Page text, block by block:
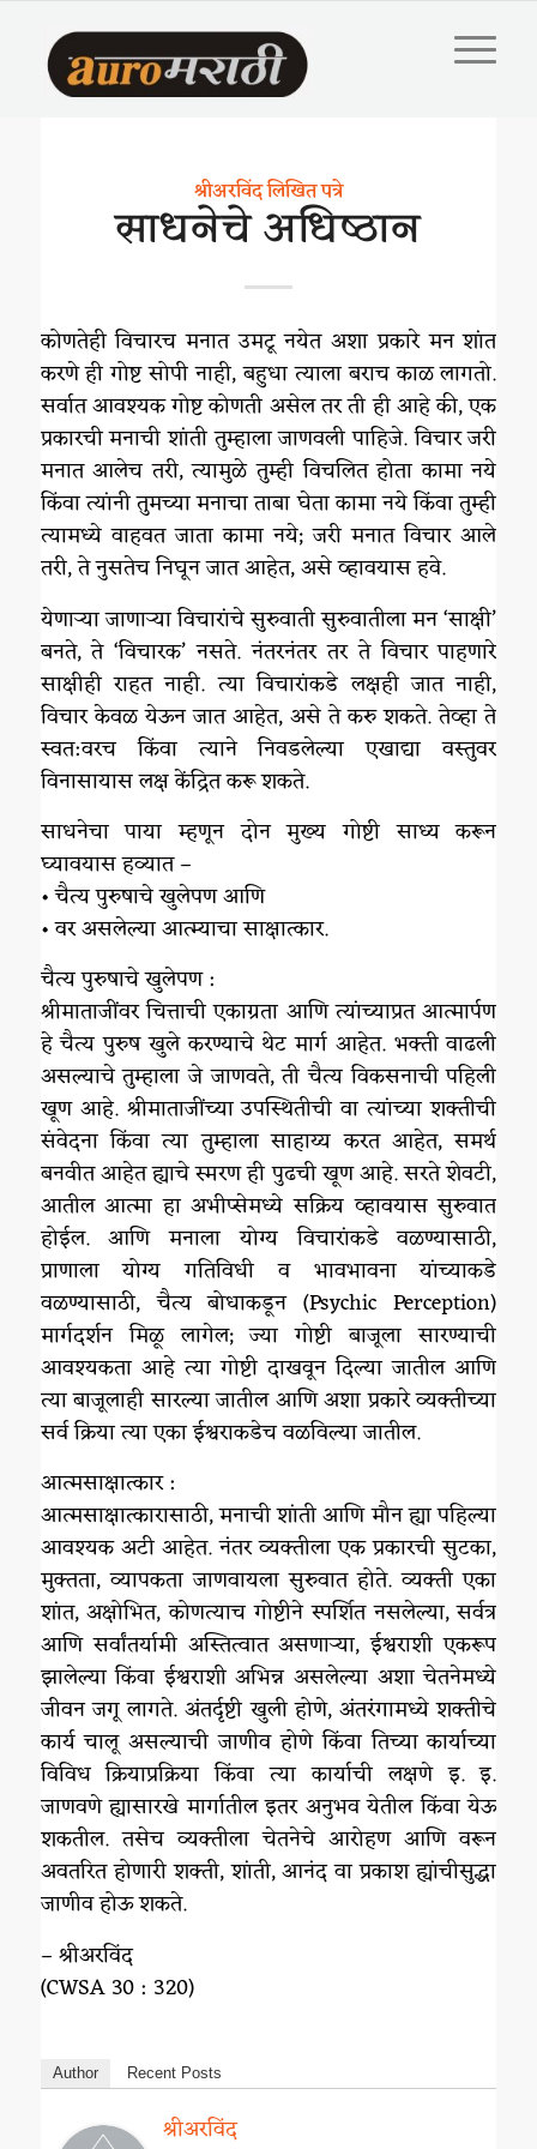
श्रीअरविंद लिखित पत्रे
साधनेचे अधिष्ठान
कोणतेही विचारच मनात उमटू नयेत अशा प्रकारे मन शांत
करणे ही गोष्ट सोपी नाही, बहुधा त्याला बराच काळ लागतो.
सर्वात आवश्यक गोष्ट कोणती असेल तर ती ही आहे की, एक
प्रकारची मनाची शांती तुम्हाला जाणवली पाहिजे. विचार जरी
मनात आलेच तरी, त्यामुळे तुम्ही विचलित होता कामा नये
किंवा त्यांनी तुमच्या मनाचा ताबा घेता कामा नये किंवा तुम्ही
त्यामध्ये वाहवत जाता कामा नये; जरी मनात विचार आले
तरी, ते नुसतेच निघून जात आहेत, असे व्हावयास हवे.
येणाऱ्या जाणाऱ्या विचारांचे सुरुवाती सुरुवातीला मन ‘साक्षी’
बनते, ते ‘विचारक’ नसते. नंतरनंतर तर ते विचार पाहणारे
साक्षीही राहत नाही. त्या विचारांकडे लक्षही जात नाही,
विचार केवळ येऊन जात आहेत, असे ते करु शकते. तेव्हा ते
स्वत:वरच किंवा त्याने निवडलेल्या एखाद्या वस्तुवर
विनासायास लक्ष केंद्रित करू शकते.
साधनेचा पाया म्हणून दोन मुख्य गोष्टी साध्य करून
घ्यावयास हव्यात –
• चैत्य पुरुषाचे खुलेपण आणि
• वर असलेल्या आत्म्याचा साक्षात्कार.
चैत्य पुरुषाचे खुलेपण :
श्रीमाताजींवर चित्ताची एकाग्रता आणि त्यांच्याप्रत आत्मार्पण
हे चैत्य पुरुष खुले करण्याचे थेट मार्ग आहेत. भक्ती वाढली
असल्याचे तुम्हाला जे जाणवते, ती चैत्य विकसनाची पहिली
खूण आहे. श्रीमाताजींच्या उपस्थितीची वा त्यांच्या शक्तीची
संवेदना किंवा त्या तुम्हाला साहाय्य करत आहेत, समर्थ
बनवीत आहेत ह्याचे स्मरण ही पुढची खूण आहे. सरते शेवटी,
आतील आत्मा हा अभीप्सेमध्ये सक्रिय व्हावयास सुरुवात
होईल. आणि मनाला योग्य विचारांकडे वळण्यासाठी,
प्राणाला योग्य गतिविधी व भावभावना यांच्याकडे
वळण्यासाठी, चैत्य बोधाकडून (Psychic Perception)
मार्गदर्शन मिळू लागेल; ज्या गोष्टी बाजूला सारण्याची
आवश्यकता आहे त्या गोष्टी दाखवून दिल्या जातील आणि
त्या बाजूलाही सारल्या जातील आणि अशा प्रकारे व्यक्तीच्या
सर्व क्रिया त्या एका ईश्वराकडेच वळविल्या जातील.
आत्मसाक्षात्कार :
आत्मसाक्षात्कारासाठी, मनाची शांती आणि मौन ह्या पहिल्या
आवश्यक अटी आहेत. नंतर व्यक्तीला एक प्रकारची सुटका,
मुक्तता, व्यापकता जाणवायला सुरुवात होते. व्यक्ती एका
शांत, अक्षोभित, कोणत्याच गोष्टीने स्पर्शित नसलेल्या, सर्वत्र
आणि सर्वांतर्यामी अस्तित्वात असणाऱ्या, ईश्वराशी एकरूप
झालेल्या किंवा ईश्वराशी अभिन्न असलेल्या अशा चेतनेमध्ये
जीवन जगू लागते. अंतर्दृष्टी खुली होणे, अंतरंगामध्ये शक्तीचे
कार्य चालू असल्याची जाणीव होणे किंवा तिच्या कार्याच्या
विविध क्रियाप्रक्रिया किंवा त्या कार्याची लक्षणे इ. इ.
जाणवणे ह्यासारखे मार्गातील इतर अनुभव येतील किंवा येऊ
शकतील. तसेच व्यक्तीला चेतनेचे आरोहण आणि वरून
अवतरित होणारी शक्ती, शांती, आनंद वा प्रकाश ह्यांचीसुद्धा
जाणीव होऊ शकते.
– श्रीअरविंद
(CWSA 30 : 320)
Author Recent Posts
श्रीअरविंद